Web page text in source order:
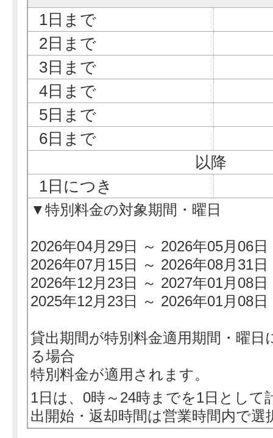
1日まで
2日まで
3日まで
4日まで
5日まで
6日まで
以降
1日につき
▼特別料金の対象期間・曜日
2026年04月29日 ～ 2026年05月06日
2026年07月15日 ～ 2026年08月31日
2026年12月23日 ～ 2027年01月08日
2025年12月23日 ～ 2026年01月08日
貸出期間が特別料金適用期間・曜日
る場合
特別料金が適用されます。
1日は、0時～24時までを1日として
出開始・返却時間は営業時間内で